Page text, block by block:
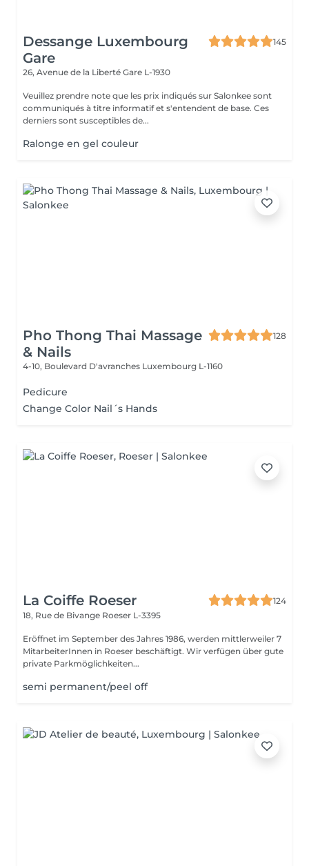
Dessange Luxembourg
Gare
145
26, Avenue de la Liberté Gare L-1930
Veuillez prendre note que les prix indiqués sur Salonkee sont
communiqués à titre informatif et s'entendent de base. Ces
derniers sont susceptibles de...
Ralonge en gel couleur
Pho Thong Thai Massage
& Nails
128
4-10, Boulevard D'avranches Luxembourg L-1160
Pedicure
Change Color Nail´s Hands
La Coiffe Roeser
124
18, Rue de Bivange Roeser L-3395
Eröffnet im September des Jahres 1986, werden mittlerweiler 7
MitarbeiterInnen in Roeser beschäftigt. Wir verfügen über gute
private Parkmöglichkeiten...
semi permanent/peel off